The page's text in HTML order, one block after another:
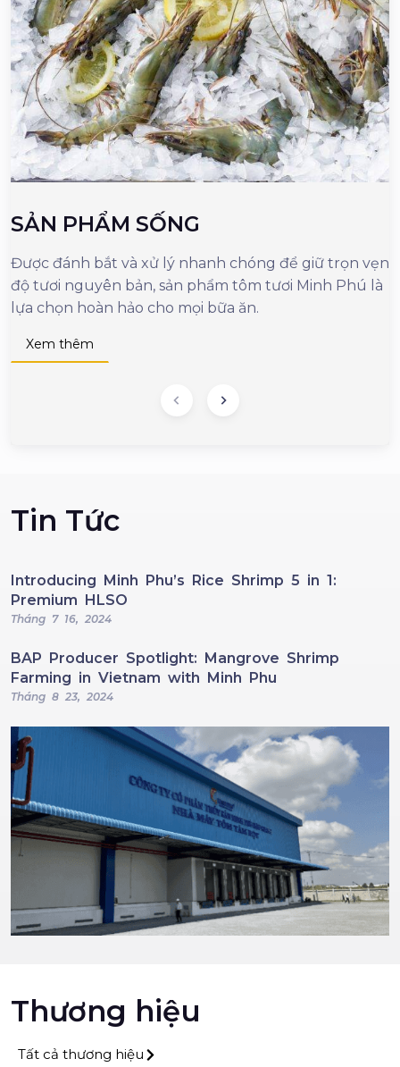
SẢN PHẨM SỐNG
Được đánh bắt và xử lý nhanh chóng để giữ trọn vẹn
độ tươi nguyên bản, sản phẩm tôm tươi Minh Phú là
lựa chọn hoàn hảo cho mọi bữa ăn.
Xem thêm
Tin Tức
Introducing Minh Phu’s Rice Shrimp 5 in 1:
Premium HLSO
Tháng 7 16, 2024
BAP Producer Spotlight: Mangrove Shrimp
Farming in Vietnam with Minh Phu
Tháng 8 23, 2024
Thương hiệu
Tất cả thương hiệu